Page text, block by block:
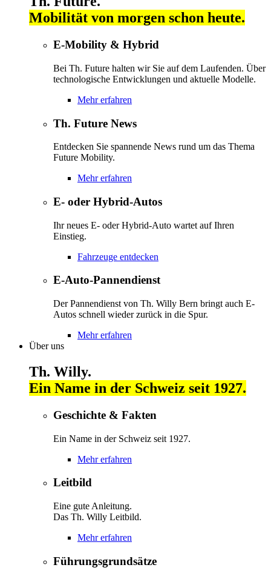
Mobilität von morgen schon heute.
E-Mobility & Hybrid
Bei Th. Future halten wir Sie auf dem Laufenden. Über
technologische Entwicklungen und aktuelle Modelle.
Mehr erfahren
Th. Future News
Entdecken Sie spannende News rund um das Thema
Future Mobility.
Mehr erfahren
E- oder Hybrid-Autos
Ihr neues E- oder Hybrid-Auto wartet auf Ihren
Einstieg.
Fahrzeuge entdecken
E-Auto-Pannendienst
Der Pannendienst von Th. Willy Bern bringt auch E-
Autos schnell wieder zurück in die Spur.
Mehr erfahren
Über uns
Th. Willy.
Ein Name in der Schweiz seit 1927.
Geschichte & Fakten
Ein Name in der Schweiz seit 1927.
Mehr erfahren
Leitbild
Eine gute Anleitung.
Das Th. Willy Leitbild.
Mehr erfahren
Führungsgrundsätze